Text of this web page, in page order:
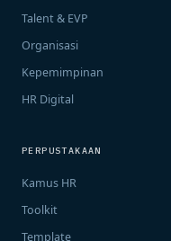
Talent & EVP
Organisasi
Kepemimpinan
HR Digital
PERPUSTAKAAN
Kamus HR
Toolkit
Template